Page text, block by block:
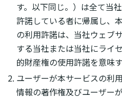
す。以下同じ。）は全て当
許諾している者に帰属し、
の利用許諾は、当社ウェブ
する当社または当社にライ
的財産権の使用許諾を意味
ユーザーが本サービスの利
情報の著作権及びユーザー